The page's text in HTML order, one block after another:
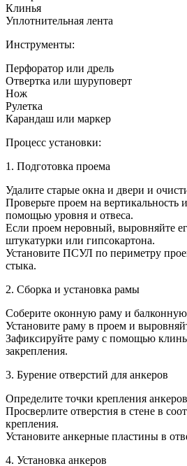
Клинья
Уплотнительная лента
Инструменты:
Перфоратор или дрель
Отвертка или шуруповерт
Нож
Рулетка
Карандаш или маркер
Процесс установки:
1. Подготовка проема
Удалите старые окна и двери и
Проверьте проем на вертикальность
помощью уровня и отвеса.
Если проем неровный, выровняйте
штукатурки или гипсокартона.
Установите ПСУЛ по периметру
стыка.
2. Сборка и установка рамы
Соберите оконную раму и балконную
Установите раму в проем и
Зафиксируйте раму с помощью
закрепления.
3. Бурение отверстий для анкеров
Определите точки крепления
Просверлите отверстия в стене в
крепления.
Установите анкерные пластины в
4. Установка анкеров